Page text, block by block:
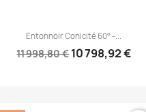
Aperçu rapide
Entonnoir Conicité 60° -...
11 998,80 €10 798,92 €